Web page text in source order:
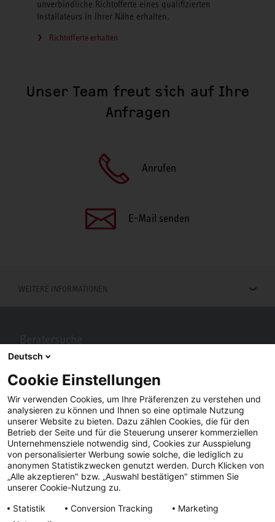
unverbindliche Richtofferte eines qualifizierten
Installateurs in Ihrer Nähe erhalten.
Richtofferte erhalten
Unser Team freut sich auf Ihre
Anfragen
Anrufen
E-Mail senden
WEITERE INFORMATIONEN
Berater in Ihrer Nähe gesucht? Mit STIEBEL ELTRON kein Problem.
Facebook YouTube LinkedIn
Instagram
Deutsch
Cookie Einstellungen
Wir verwenden Cookies, um Ihre Präferenzen zu verstehen und
analysieren zu können und Ihnen so eine optimale Nutzung
unserer Website zu bieten. Dazu zählen Cookies, die für den
Betrieb der Seite und für die Steuerung unserer kommerziellen
Unternehmensziele notwendig sind, Cookies zur Ausspielung
von personalisierter Werbung sowie solche, die lediglich zu
anonymen Statistikzwecken genutzt werden. Durch Klicken von
„Alle akzeptieren" bzw. „Auswahl bestätigen" stimmen Sie
unserer Cookie-Nutzung zu.
Statistik
Conversion Tracking
Marketing